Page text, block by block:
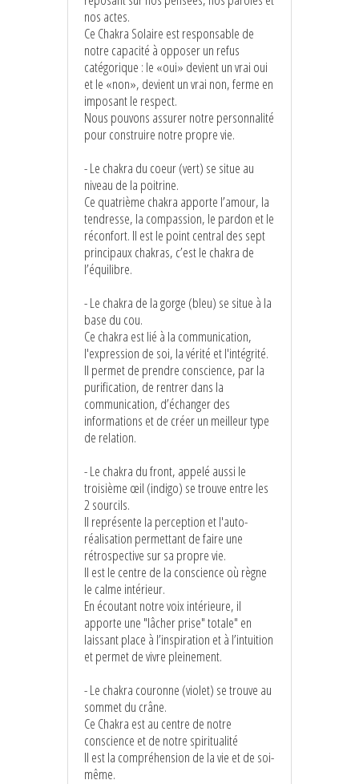
nos actes.
Ce Chakra Solaire est responsable de
notre capacité à opposer un refus
catégorique : le «oui» devient un vrai oui
et le «non», devient un vrai non, ferme en
imposant le respect.
Nous pouvons assurer notre personnalité
pour construire notre propre vie.
- Le chakra du coeur (vert) se situe au
niveau de la poitrine.
Ce quatrième chakra apporte l’amour, la
tendresse, la compassion, le pardon et le
réconfort. Il est le point central des sept
principaux chakras, c’est le chakra de
l’équilibre.
- Le chakra de la gorge (bleu) se situe à la
base du cou.
Ce chakra est lié à la communication,
l'expression de soi, la vérité et l'intégrité.
Il permet de prendre conscience, par la
purification, de rentrer dans la
communication, d’échanger des
informations et de créer un meilleur type
de relation.
- Le chakra du front, appelé aussi le
troisième œil (indigo) se trouve entre les
2 sourcils.
Il représente la perception et l'auto-
réalisation permettant de faire une
rétrospective sur sa propre vie.
Il est le centre de la conscience où règne
le calme intérieur.
En écoutant notre voix intérieure, il
apporte une "lâcher prise" totale" en
laissant place à l’inspiration et à l’intuition
et permet de vivre pleinement.
- Le chakra couronne (violet) se trouve au
sommet du crâne.
Ce Chakra est au centre de notre
conscience et de notre spiritualité
Il est la compréhension de la vie et de soi-
même.